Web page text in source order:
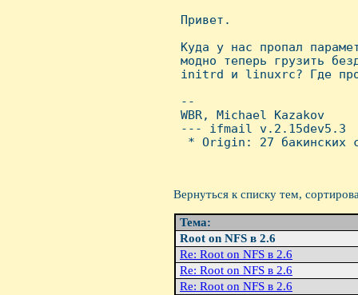
Привет.
Куда у нас пропал
модно теперь грузить
initrd и linuxrc? Где про
--
WBR, Michael Kazakov
--- ifmail v.2.15dev5.3
* Origin: 27 бакинских
Вернуться к списку тем,
Тема:
Root on NFS в 2.6
Re: Root on NFS в 2.6
Re: Root on NFS в 2.6
Re: Root on NFS в 2.6